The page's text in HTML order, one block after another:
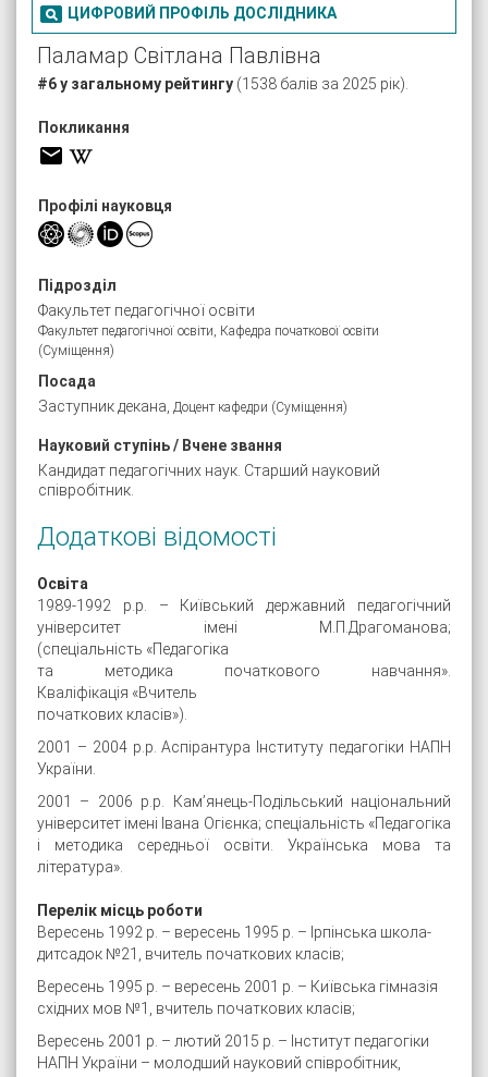
 ЦИФРОВИЙ ПРОФІЛЬ ДОСЛІДНИКА
Паламар Світлана Павлівна
#6 у загальному рейтингу (1538 балів за 2025 рік).
Покликання
Профілі науковця
Підрозділ
Факультет педагогічної освіти
Факультет педагогічної освіти, Кафедра початкової освіти
(Суміщення)
Посада
Заступник декана, Доцент кафедри (Суміщення)
Науковий ступінь / Вчене звання
Кандидат педагогічних наук. Старший науковий
співробітник.
Додаткові відомості
Освіта
1989-1992 р.р. – Київський державний педагогічний
університет імені М.П.Драгоманова;
(спеціальність «Педагогіка
та методика початкового навчання».
Кваліфікація «Вчитель
початкових класів»).
2001 – 2004 р.р. Аспірантура Інституту педагогіки НАПН
України.
2001 – 2006 р.р. Кам’янець-Подільський національний
університет імені Івана Огієнка; спеціальність «Педагогіка
і методика середньої освіти. Українська мова та
література».
Перелік місць роботи
Вересень 1992 р. – вересень 1995 р. – Ірпінська школа-
дитсадок №21, вчитель початкових класів;
Вересень 1995 р. – вересень 2001 р. – Київська гімназія
східних мов №1, вчитель початкових класів;
Вересень 2001 р. – лютий 2015 р. – Інститут педагогіки
НАПН України – молодший науковий співробітник,